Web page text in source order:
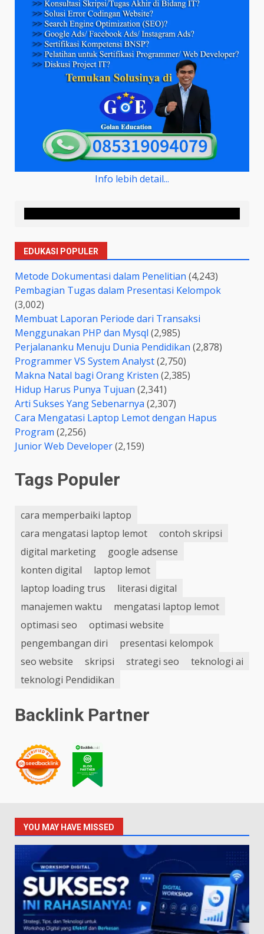
Info lebih detail...
EDUKASI POPULER
Metode Dokumentasi dalam Penelitian (4,243)
Pembagian Tugas dalam Presentasi Kelompok
(3,002)
Membuat Laporan Periode dari Transaksi
Menggunakan PHP dan Mysql (2,985)
Perjalananku Menuju Dunia Pendidikan (2,878)
Programmer VS System Analyst(2,750)
Makna Natal bagi Orang Kristen (2,385)
Hidup Harus Punya Tujuan (2,341)
Arti Sukses Yang Sebenarnya (2,307)
Cara Mengatasi Laptop Lemot dengan Hapus
Program (2,256)
Junior Web Developer(2,159)
Tags Populer
cara memperbaiki laptop
cara mengatasi laptop lemot
contoh skripsi
digital marketing
google adsense
konten digital
laptop lemot
laptop loading trus
literasi digital
manajemen waktu
mengatasi laptop lemot
optimasi seo
optimasi website
pengembangan diri
presentasi kelompok
seo website
skripsi strategi seo
teknologi ai
teknologi Pendidikan
Backlink Partner
YOU MAY HAVE MISSED